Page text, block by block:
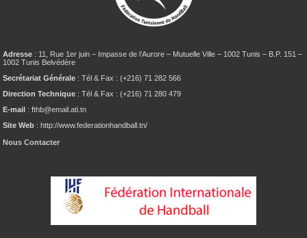
Adresse : 11, Rue 1er juin – Impasse de l’Aurore – Mutuelle Ville – 1002 Tunis – B.P. 151 –
1002 Tunis Belvédère
Secrétariat Générale : Tél & Fax : (+216) 71 282 566
Direction Technique : Tél & Fax : (+216) 71 280 479
E-mail : fthb@email.ati.tn
Site Web : http://www.federationhandball.tn/
Nous Contacter